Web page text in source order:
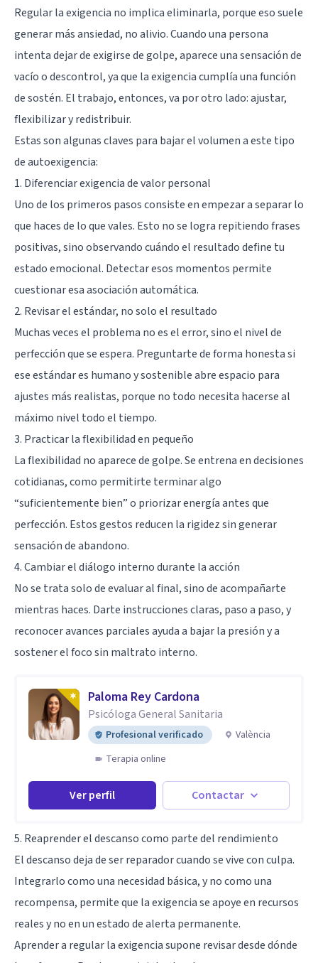
Regular la exigencia no implica eliminarla, porque eso suele
generar más ansiedad, no alivio. Cuando una persona
intenta dejar de exigirse de golpe, aparece una sensación de
vacío o descontrol, ya que la exigencia cumplía una función
de sostén. El trabajo, entonces, va por otro lado: ajustar,
flexibilizar y redistribuir.
Estas son algunas claves para bajar el volumen a este tipo
de autoexigencia:
1. Diferenciar exigencia de valor personal
Uno de los primeros pasos consiste en empezar a separar lo
que haces de lo que vales. Esto no se logra repitiendo frases
positivas, sino observando cuándo el resultado define tu
estado emocional. Detectar esos momentos permite
cuestionar esa asociación automática.
2. Revisar el estándar, no solo el resultado
Muchas veces el problema no es el error, sino el nivel de
perfección que se espera. Preguntarte de forma honesta si
ese estándar es humano y sostenible abre espacio para
ajustes más realistas, porque no todo necesita hacerse al
máximo nivel todo el tiempo.
3. Practicar la flexibilidad en pequeño
La flexibilidad no aparece de golpe. Se entrena en decisiones
cotidianas, como permitirte terminar algo
“suficientemente bien” o priorizar energía antes que
perfección. Estos gestos reducen la rigidez sin generar
sensación de abandono.
4. Cambiar el diálogo interno durante la acción
No se trata solo de evaluar al final, sino de acompañarte
mientras haces. Darte instrucciones claras, paso a paso, y
reconocer avances parciales ayuda a bajar la presión y a
sostener el foco sin maltrato interno.
Paloma Rey Cardona
Psicóloga General Sanitaria
Profesional verificado
València
Terapia online
Ver perfil Contactar
5. Reaprender el descanso como parte del rendimiento
El descanso deja de ser reparador cuando se vive con culpa.
Integrarlo como una necesidad básica, y no como una
recompensa, permite que la exigencia se apoye en recursos
reales y no en un estado de alerta permanente.
Aprender a regular la exigencia supone revisar desde dónde